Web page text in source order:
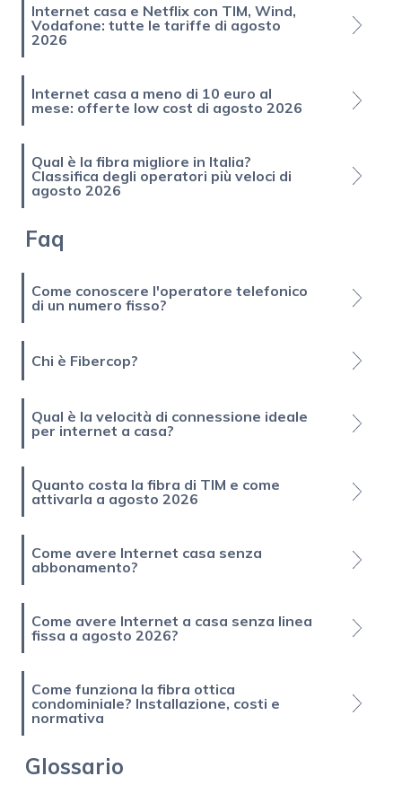
Internet casa e Netflix con TIM, Wind,
Vodafone: tutte le tariffe di agosto
2026
Internet casa a meno di 10 euro al
mese: offerte low cost di agosto 2026
Qual è la fibra migliore in Italia?
Classifica degli operatori più veloci di
agosto 2026
Faq
Come conoscere l'operatore telefonico
di un numero fisso?
Chi è Fibercop?
Qual è la velocità di connessione ideale
per internet a casa?
Quanto costa la fibra di TIM e come
attivarla a agosto 2026
Come avere Internet casa senza
abbonamento?
Come avere Internet a casa senza linea
fissa a agosto 2026?
Come funziona la fibra ottica
condominiale? Installazione, costi e
normativa
Glossario